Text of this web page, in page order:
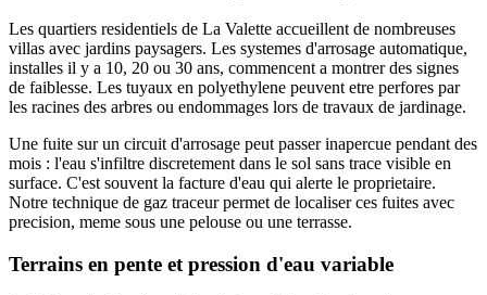
Les quartiers residentiels de La Valette accueillent de nombreuses
villas avec jardins paysagers. Les systemes d'arrosage automatique,
installes il y a 10, 20 ou 30 ans, commencent a montrer des signes
de faiblesse. Les tuyaux en polyethylene peuvent etre perfores par
les racines des arbres ou endommages lors de travaux de jardinage.
Une fuite sur un circuit d'arrosage peut passer inapercue pendant des
mois : l'eau s'infiltre discretement dans le sol sans trace visible en
surface. C'est souvent la facture d'eau qui alerte le proprietaire.
Notre technique de gaz traceur permet de localiser ces fuites avec
precision, meme sous une pelouse ou une terrasse.
Terrains en pente et pression d'eau variable